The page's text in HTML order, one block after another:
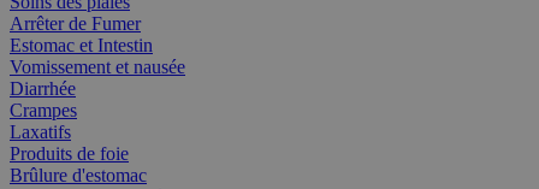
Arrêter de Fumer
Estomac et Intestin
Vomissement et nausée
Diarrhée
Crampes
Laxatifs
Produits de foie
Brûlure d'estomac